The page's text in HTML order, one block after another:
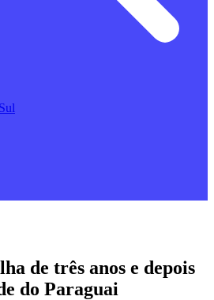
de três anos e depois
do Paraguai